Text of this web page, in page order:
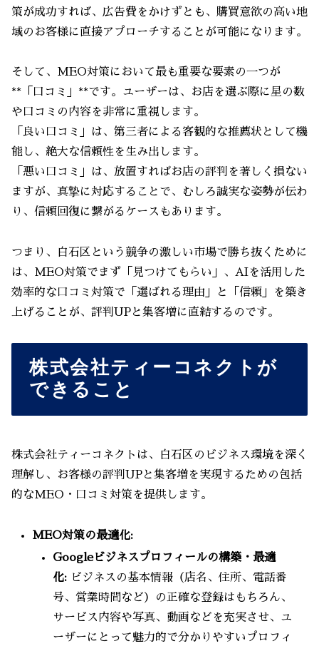
策が成功すれば、広告費をかけずとも、購買意欲の高い地
域のお客様に直接アプローチすることが可能になります。
そして、MEO対策において最も重要な要素の一つが
**「口コミ」**です。ユーザーは、お店を選ぶ際に星の数
や口コミの内容を非常に重視します。
「良い口コミ」は、第三者による客観的な推薦状として機
能し、絶大な信頼性を生み出します。
「悪い口コミ」は、放置すればお店の評判を著しく損ない
ますが、真摯に対応することで、むしろ誠実な姿勢が伝わ
り、信頼回復に繋がるケースもあります。
つまり、白石区という競争の激しい市場で勝ち抜くために
は、MEO対策でまず「見つけてもらい」、AIを活用した
効率的な口コミ対策で「選ばれる理由」と「信頼」を築き
上げることが、評判UPと集客増に直結するのです。
株式会社ティーコネクトが
できること
株式会社ティーコネクトは、白石区のビジネス環境を深く
理解し、お客様の評判UPと集客増を実現するための包括
的なMEO・口コミ対策を提供します。
MEO対策の最適化:
Googleビジネスプロフィールの構築・最適
化: ビジネスの基本情報（店名、住所、電話番
号、営業時間など）の正確な登録はもちろん、
サービス内容や写真、動画などを充実させ、ユ
ーザーにとって魅力的で分かりやすいプロフィ